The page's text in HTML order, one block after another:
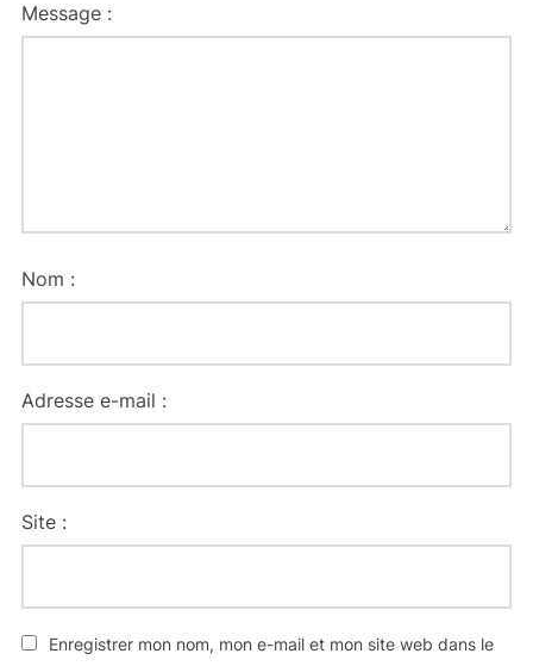
Message :
Nom :
Adresse e-mail :
Site :
Enregistrer mon nom, mon e-mail et mon site web dans le